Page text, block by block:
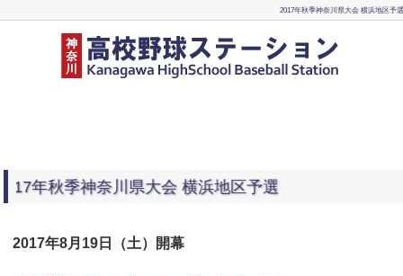
2017年秋季神奈川県大会 横浜地区予
年秋季神奈川県大会 横浜地区予選
2017年8月19日（土）開幕